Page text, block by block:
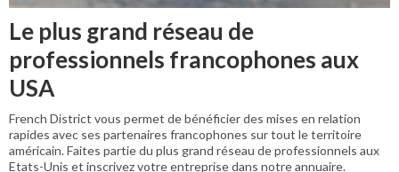
Le plus grand réseau de
professionnels francophones aux
USA
French District vous permet de bénéficier des mises en relation
rapides avec ses partenaires francophones sur tout le territoire
américain. Faites partie du plus grand réseau de professionnels aux
Etats-Unis et inscrivez votre entreprise dans notre annuaire.